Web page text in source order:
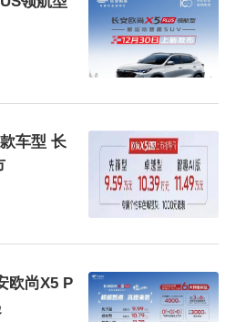
欧尚X7 PLUS拥有全场景
机系统，其搭载极速8核芯
滑，反应更快。其支持39
语音控制，120个用车场
，实现全场景语音控制。
最新的第四代德国大陆77
车型 长
欧尚X5 P